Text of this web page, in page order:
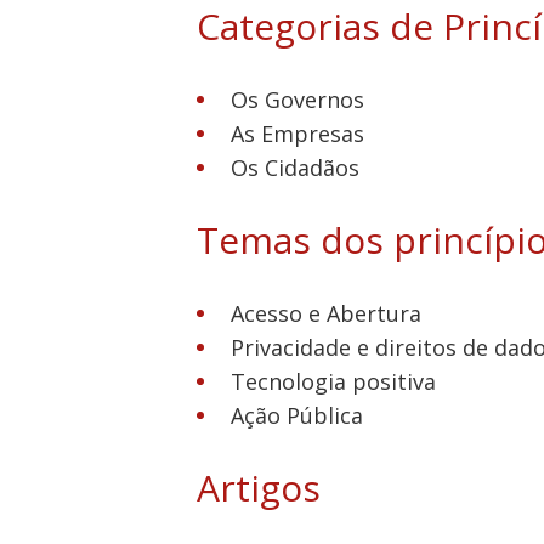
Categorias de
Os Governos
As Empresas
Os Cidadãos
Temas dos
Acesso e Abertura
Privacidade e direitos de
Tecnologia positiva
Ação Pública
Artigos